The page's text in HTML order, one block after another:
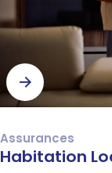
Assurances
Habitation